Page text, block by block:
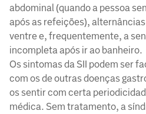
abdominal (quando a pessoa
após as refeições),
ventre e, frequentemente, a
incompleta após ir ao banheiro.
Os sintomas da SII podem ser
com os de outras doenças
os sentir com certa
médica. Sem tratamento, a